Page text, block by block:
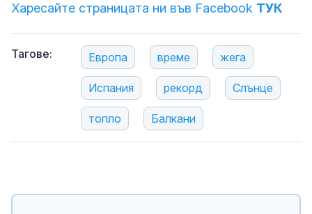
Харесайте страницата ни във Facebook ТУК
Тагове: Европа време жега
Испания рекорд Слънце
топло Балкани